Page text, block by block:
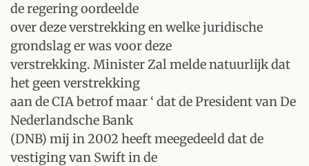
de regering oordeelde
over deze verstrekking en welke juridische
grondslag er was voor deze
verstrekking. Minister Zal melde natuurlijk dat
het geen verstrekking
aan de CIA betrof maar ‘ dat de President van De
Nederlandsche Bank
(DNB) mij in 2002 heeft meegedeeld dat de
vestiging van Swift in de